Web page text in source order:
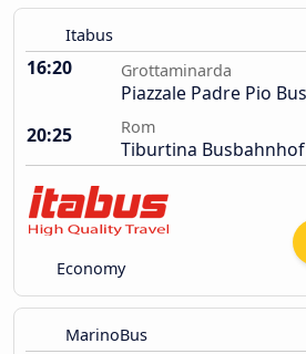
Itabus
16:20 Grottaminarda
Piazzale Padre Pio
20:25
Rom
Tiburtina Busbahnhof
Economy
MarinoBus